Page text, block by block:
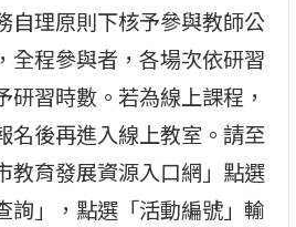
自理原則下核予參與教師公
全程參與者，各場次依研習
研習時數。若為線上課程，
名後再進入線上教室。請至
教育發展資源入口網」點選
詢」，點選「活動編號」輸